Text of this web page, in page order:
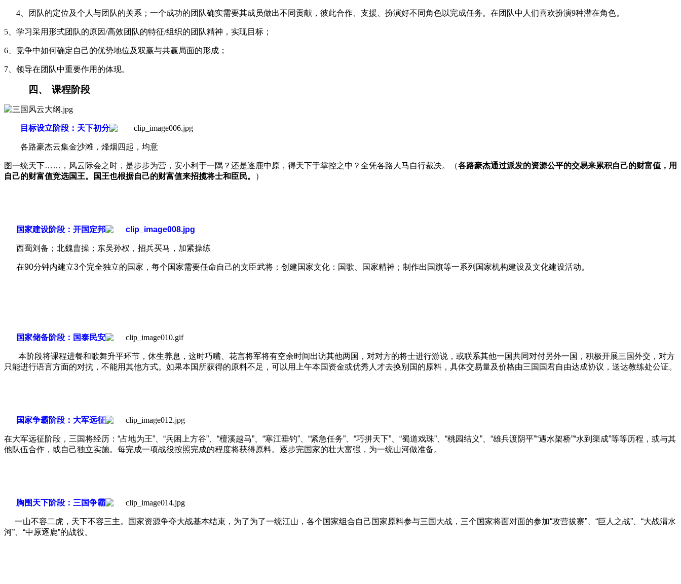
4、团队的定位及个人与团队的关系；一个成功的团队确实需要其成员做出不同贡献，彼此合作、支援、扮演好不同角色以完成任务。在团队中人们喜欢扮演9种潜在角色。
5、学习采用形式团队的原因/高效团队的特征/组织的团队精神，实现目标；
6、竞争中如何确定自己的优势地位及双赢与共赢局面的形成；
7、领导在团队中重要作用的体现。
四、 课程阶段
目标设立阶段：天下初分
各路豪杰云集金沙滩，烽烟四起，均意
图一统天下……，风云际会之时，是步步为营，安小利于一隅？还是逐鹿中原，得天下于掌控之中？全凭各路人马自行裁决。（各路豪杰通过派发的资源公平的交易来累积自己的财富值，用
自己的财富值竞选国王。国王也根据自己的财富值来招揽将士和臣民。
）
国家建设阶段：开国定邦
西蜀刘备；北魏曹操；东吴孙权，招兵买马，加紧操练
在90分钟内建立3个完全独立的国家，每个国家需要任命自己的文臣武将；创建国家文化：国歌、国家精神；制作出国旗等一系列国家机构建设及文化建设活动。
国家储备阶段：国泰民安
本阶段将课程进餐和歌舞升平环节，休生养息，这时巧嘴、花言将军将有空余时间出访其他两国，对对方的将士进行游说，或联系其他一国共同对付另外一国，积极开展三国外交，对方
只能进行语言方面的对抗，不能用其他方式。如果本国所获得的原料不足，可以用上午本国资金或优秀人才去换别国的原料，具体交易量及价格由三国国君自由达成协议，送达教练处公证。
国家争霸阶段：大军远征
在大军远征阶段，三国将经历：“占地为王”、“兵困上方谷”、“檀溪越马”、“寒江垂钓”、“紧急任务”、“巧拼天下”、“蜀道戏珠”、“桃园结义”、“雄兵渡阴平”“遇水架桥”“水到渠成”等等历程，或与其
他队伍合作，或自己独立实施。每完成一项战役按照完成的程度将获得原料。逐步完国家的壮大富强，为一统山河做准备。
胸围天下阶段：三国争霸
一山不容二虎，天下不容三主。国家资源争夺大战基本结束，为了为了一统江山，各个国家组合自己国家原料参与三国大战，三个国家将面对面的参加“攻营拔寨”、“巨人之战”、“大战渭水
河”、“中原逐鹿”的战役。